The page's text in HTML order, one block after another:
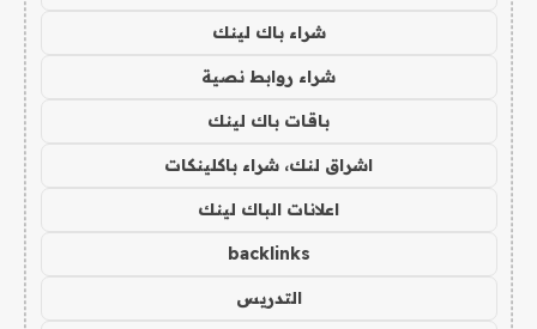
شراء باك لينك
شراء روابط نصية
باقات باك لينك
اشراق لنك، شراء باكلينكات
اعلانات الباك لينك
backlinks
التدريس